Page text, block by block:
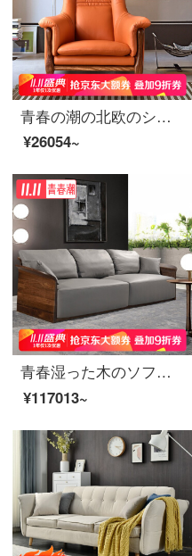
青春の潮の北欧のシングルソファーの本革のソファーの椅子の烏金のぼうっとしているレジャーの椅子の橘の赤色（6088）オーストラリアの黄色の牛皮
¥26054~
青春湿った木のソファー本革のソファー北欧の軽い贅沢なソファー、北アメリカの黒い胡桃の木のイタリア式の組み合わせのソファー、三人です。2.3 mです。
¥117013~